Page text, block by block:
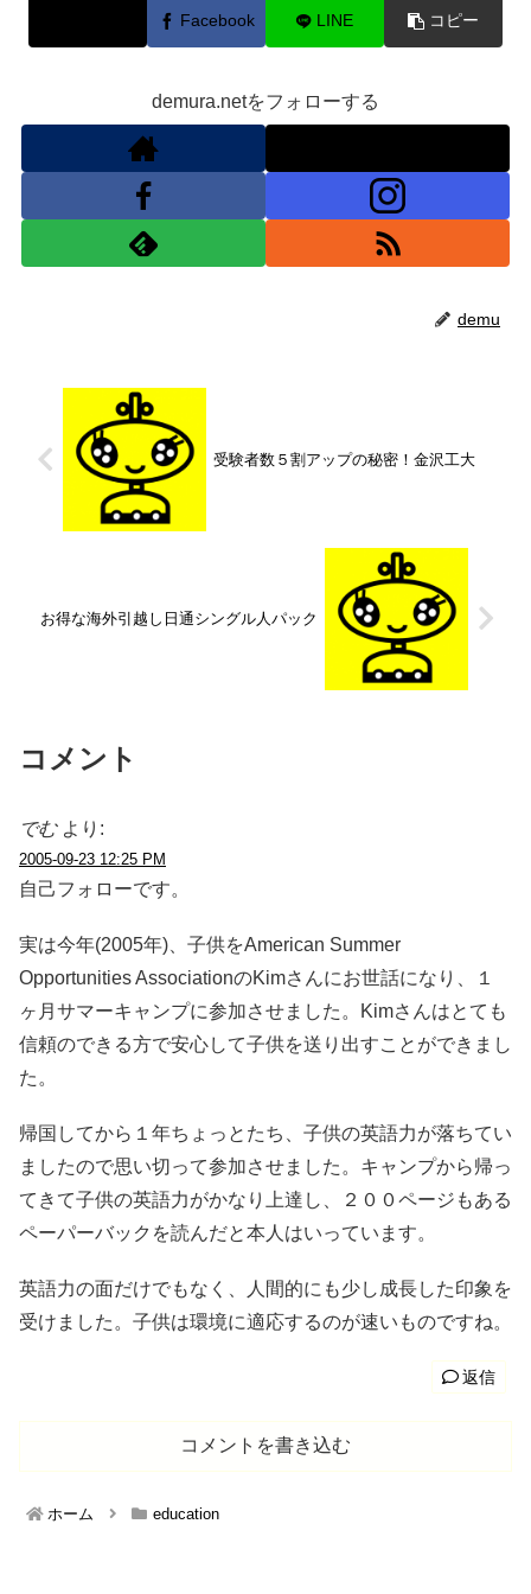
Facebook LINE コピー
demura.netをフォローする
demu
受験者数５割アップの秘密！金沢工大
お得な海外引越し日通シングル人パック
コメント
でむ より:
2005-09-23 12:25 PM
自己フォローです。
実は今年(2005年)、子供をAmerican Summer
Opportunities AssociationのKimさんにお世話になり、１
ヶ月サマーキャンプに参加させました。Kimさんはとても
信頼のできる方で安心して子供を送り出すことができまし
た。
帰国してから１年ちょっとたち、子供の英語力が落ちてい
ましたので思い切って参加させました。キャンプから帰っ
てきて子供の英語力がかなり上達し、２００ページもある
ペーパーバックを読んだと本人はいっています。
英語力の面だけでもなく、人間的にも少し成長した印象を
受けました。子供は環境に適応するのが速いものですね。
返信
コメントを書き込む
ホーム education